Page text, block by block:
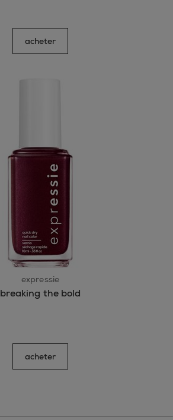
acheter
expressie
breaking the bold
acheter